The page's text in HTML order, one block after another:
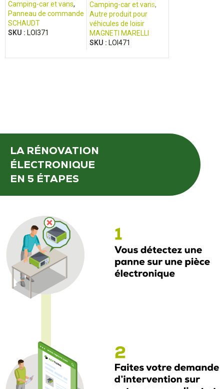
Camping-car et vans,
Panneau de commande
SCHAUDT
SKU : LOI371
Boxer
Camping-car et vans,
Autre produit pour
véhicules de loisir
MAGNETI MARELLI
SKU : LOI471
LA RÉNOVATION
ÉLECTRONIQUE
EN 5 ÉTAPES